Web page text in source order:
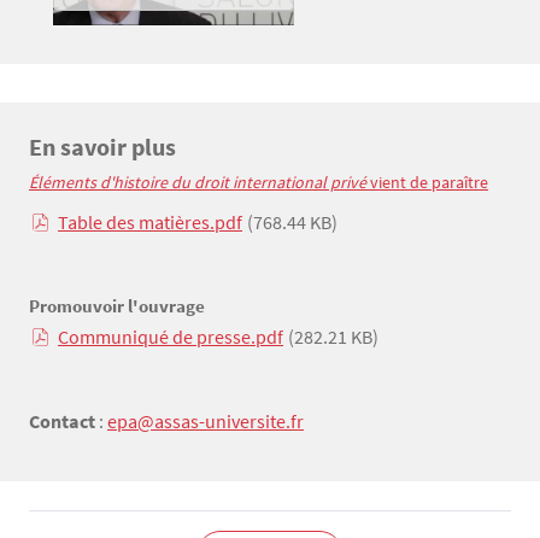
Texte
En savoir plus
Éléments d'histoire du droit international privé vient de paraître
Table des matières.pdf (768.44 KB)
Promouvoir l'ouvrage
Communiqué de presse.pdf (282.21 KB)
Contact : epa@assas-universite.fr